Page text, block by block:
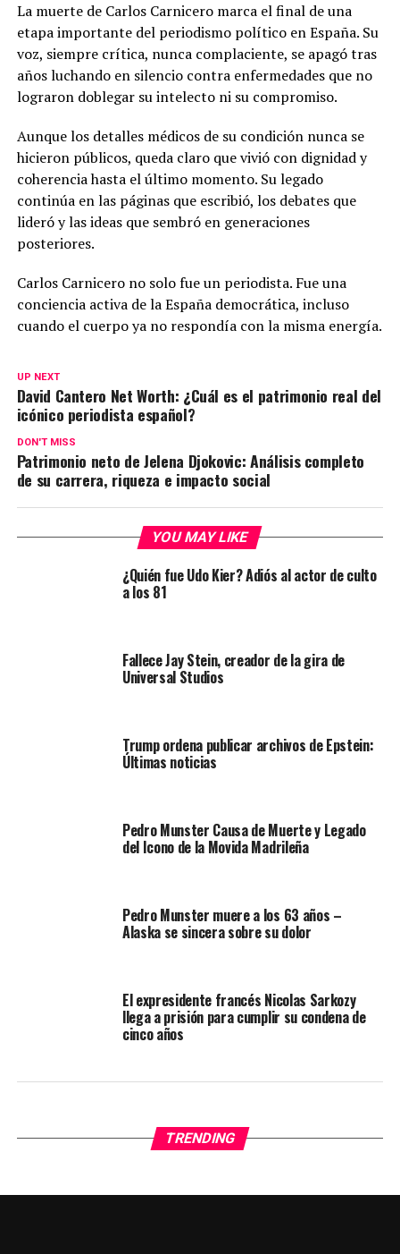
La muerte de Carlos Carnicero marca el final de una
etapa importante del periodismo político en España. Su
voz, siempre crítica, nunca complaciente, se apagó tras
años luchando en silencio contra enfermedades que no
lograron doblegar su intelecto ni su compromiso.
Aunque los detalles médicos de su condición nunca se
hicieron públicos, queda claro que vivió con dignidad y
coherencia hasta el último momento. Su legado
continúa en las páginas que escribió, los debates que
lideró y las ideas que sembró en generaciones
posteriores.
Carlos Carnicero no solo fue un periodista. Fue una
conciencia activa de la España democrática, incluso
cuando el cuerpo ya no respondía con la misma energía.
UP NEXT
David Cantero Net Worth: ¿Cuál es el patrimonio real del
icónico periodista español?
DON'T MISS
Patrimonio neto de Jelena Djokovic: Análisis completo
de su carrera, riqueza e impacto social
YOU MAY LIKE
¿Quién fue Udo Kier? Adiós al actor de culto
a los 81
Fallece Jay Stein, creador de la gira de
Universal Studios
Trump ordena publicar archivos de Epstein:
Últimas noticias
Pedro Munster Causa de Muerte y Legado
del Icono de la Movida Madrileña
Pedro Munster muere a los 63 años –
Alaska se sincera sobre su dolor
El expresidente francés Nicolas Sarkozy
llega a prisión para cumplir su condena de
cinco años
TRENDING